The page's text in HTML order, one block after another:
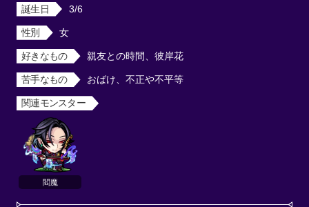
誕生日 3/6
性別 女
好きなもの 親友との時間、彼岸花
苦手なもの おばけ、不正や不平等
関連モンスター
閻魔